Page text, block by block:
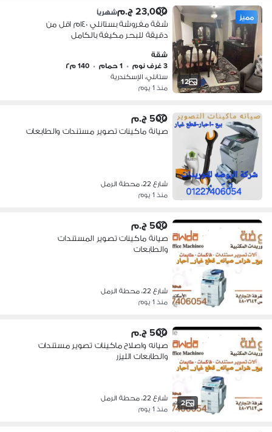
12
مميز 23,000 ج.م شهرياً
شقة مفروشة بستانلي ١٤٠م اقل من
دقيقة للبحر مكيفة بالكامل
شقة
3 غرف نوم
• 1 حمام • 140 م٢
ستانلي، الإسكندرية
منذ 1 يوم
500 ج.م
صيانة ماكينات تصوير مستندات والطابعات
شارع 22، محطة الرمل
منذ 1 يوم
500 ج.م
صيانة ماكينات تصوير المستندات
والطابعات
شارع 22، محطة الرمل
منذ 1 يوم
2
500 ج.م
صيانه واصلاح ماكينات تصوير مستندات
والطابعات الليزر
شارع 22، محطة الرمل
منذ 1 يوم